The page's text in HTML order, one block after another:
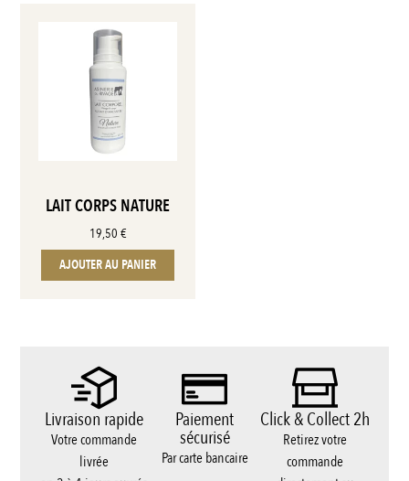
LAIT CORPS NATURE
19,50 €
AJOUTER AU PANIER
Livraison rapide
Votre commande
livrée
Paiement
sécurisé
Par carte bancaire
Click & Collect 2h
Retirez votre
commande